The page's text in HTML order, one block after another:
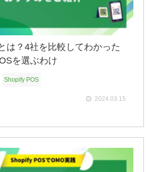
は？4社を比較してわかった
を選ぶわけ
Shopify POS
2024.03.15